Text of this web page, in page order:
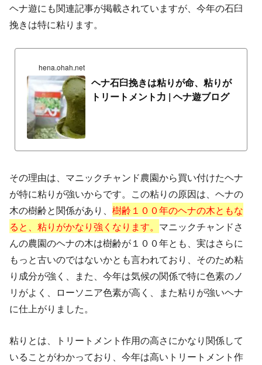
ヘナ遊にも関連記事が掲載されていますが、今年の石臼
挽きは特に粘ります。
hena.ohah.net
ヘナ石臼挽きは粘りが命、粘りが
トリートメント力 | ヘナ遊ブログ
その理由は、マニックチャンド農園から買い付けたヘナ
が特に粘りが強いからです。この粘りの原因は、ヘナの
木の樹齢と関係があり、樹齢１００年のヘナの木ともな
ると、粘りがかなり強くなります。 マニックチャンドさ
んの農園のヘナの木は樹齢が１００年とも、実はさらに
もっと古いのではないかとも言われており、そのため粘
り成分が強く、また、今年は気候の関係で特に色素のノ
リがよく、ローソニア色素が高く、また粘りが強いヘナ
に仕上がりました。
粘りとは、トリートメント作用の高さにかなり関係して
いることがわかっており、今年は高いトリートメント作